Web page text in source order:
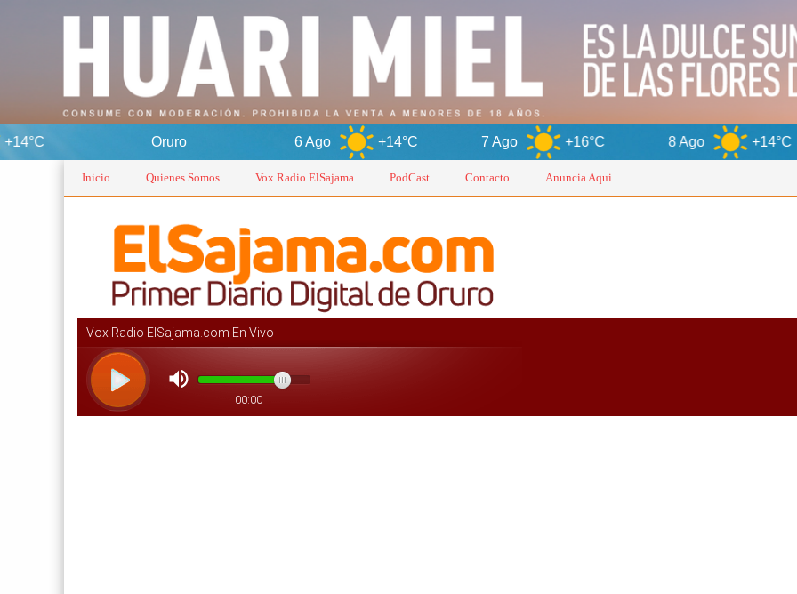
+14°C 7 Ago +16°C 8 Ago +14°C 9 Ago
Inicio Quienes Somos Vox Radio ElSajama PodCast Contacto Anuncia Aqui